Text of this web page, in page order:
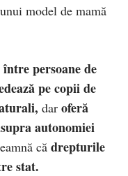
model de mamă
persoane de
pe copii de
dar oferă
autonomiei
că drepturile
stat.